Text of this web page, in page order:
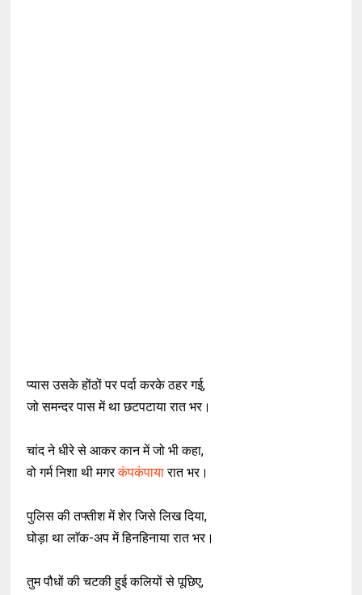
प्यास उसके होंठों पर पर्दा करके ठहर गई,
जो समन्दर पास में था छटपटाया रात भर।
चांद ने धीरे से आकर कान में जो भी कहा,
वो गर्म निशा थी मगरकंपकंपायारात भर।
पुलिस की तफ्तीश में शेर जिसे लिख दिया,
घोड़ा था लाॅक-अप में हिनहिनाया रात भर।
तुम पौधों की चटकी हुई कलियों से पूछिए,